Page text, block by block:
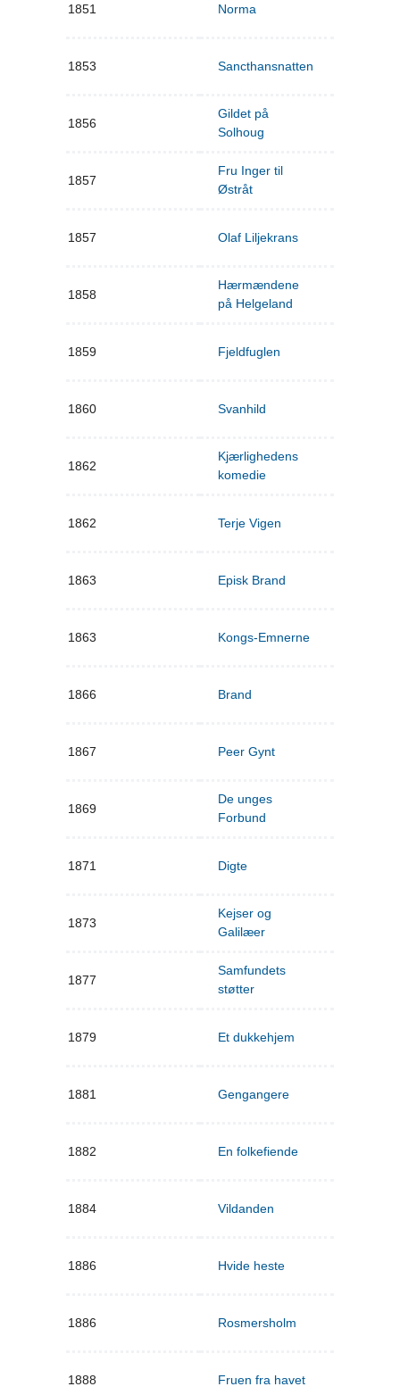
1851 Norma
1853 Sancthansnatten
1856
Gildet på
Solhoug
1857
Fru Inger til
Østråt
1857 Olaf Liljekrans
1858
Hærmændene
på Helgeland
1859 Fjeldfuglen
1860 Svanhild
1862
Kjærlighedens
komedie
1862 Terje Vigen
1863 Episk Brand
1863 Kongs-Emnerne
1866 Brand
1867 Peer Gynt
1869
De unges
Forbund
1871 Digte
1873
Kejser og
Galilæer
1877
Samfundets
støtter
1879 Et dukkehjem
1881 Gengangere
1882 En folkefiende
1884 Vildanden
1886 Hvide heste
1886 Rosmersholm
1888 Fruen fra havet